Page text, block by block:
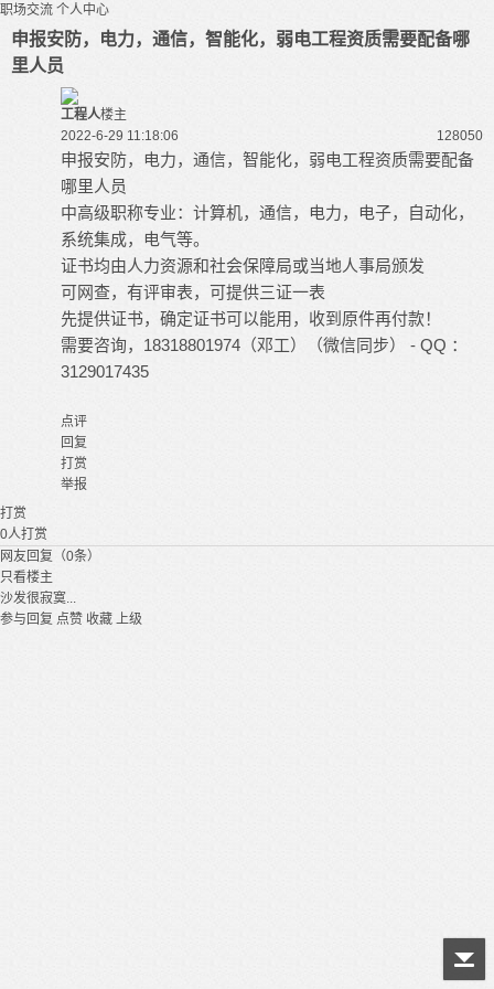
职场交流 个人中心
申报安防，电力，通信，智能化，弱电工程资质需要配备哪
里人员
工程人楼主
2022-6-29 11:18:06
128050
申报安防，电力，通信，智能化，弱电工程资质需要配备
哪里人员
中高级职称专业：计算机，通信，电力，电子，自动化，
系统集成，电气等。
证书均由人力资源和社会保障局或当地人事局颁发
可网查，有评审表，可提供三证一表
先提供证书，确定证书可以能用，收到原件再付款！
需要咨询，18318801974（邓工）（微信同步） - QQ ：
3129017435
点评
回复
打赏
举报
打赏
0人打赏
网友回复（0条）
只看楼主
沙发很寂寞...
参与回复 点赞 收藏 上级